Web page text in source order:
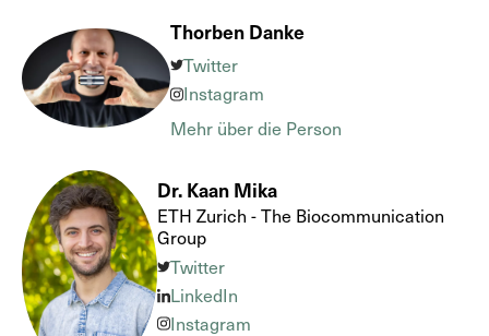
Thorben Danke
Twitter
Instagram
Mehr über die Person
Dr. Kaan Mika
ETH Zurich - The Biocommunication
Group
Twitter
LinkedIn
Instagram